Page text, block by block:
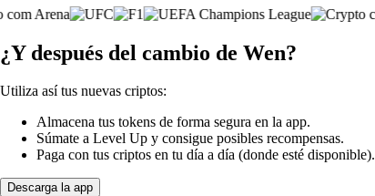
¿Y después del cambio de Wen?
Utiliza así tus nuevas criptos:
Almacena tus tokens de forma segura en la app.
Súmate a Level Up y consigue posibles recompensas.
Paga con tus criptos en tu día a día (donde esté disponible).
Descarga la app